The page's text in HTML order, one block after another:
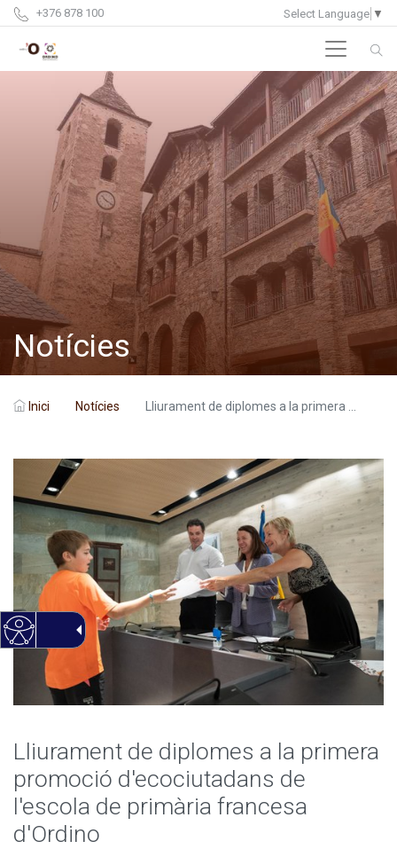
+376 878 100 Select Language ▼
Notícies
Inici Notícies Lliurament de diplomes a la primera ...
Lliurament de diplomes a la primera
promoció d'ecociutadans de
l'escola de primària francesa
d'Ordino